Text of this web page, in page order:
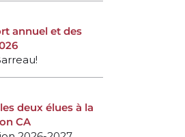
annuel et des
deux élues à la
CA